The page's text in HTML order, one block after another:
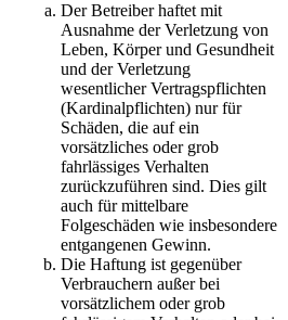
Der Betreiber haftet mit
Ausnahme der Verletzung von
Leben, Körper und Gesundheit
und der Verletzung
wesentlicher Vertragspflichten
(Kardinalpflichten) nur für
Schäden, die auf ein
vorsätzliches oder grob
fahrlässiges Verhalten
zurückzuführen sind. Dies gilt
auch für mittelbare
Folgeschäden wie insbesondere
entgangenen Gewinn.
Die Haftung ist gegenüber
Verbrauchern außer bei
vorsätzlichem oder grob